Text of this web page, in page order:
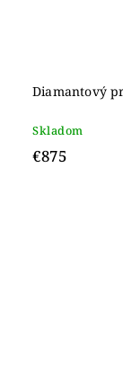
Diamantový
Skladom
€875